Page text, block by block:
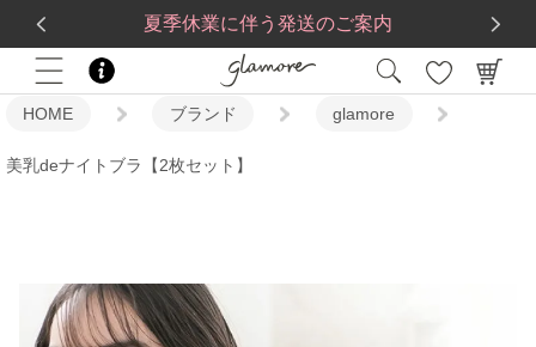
夏季休業に伴う発送のご案内
送料一律560円5,500 円(税込)以上で送料無料
HOME ブランド glamore
美乳deナイトブラ【2枚セット】